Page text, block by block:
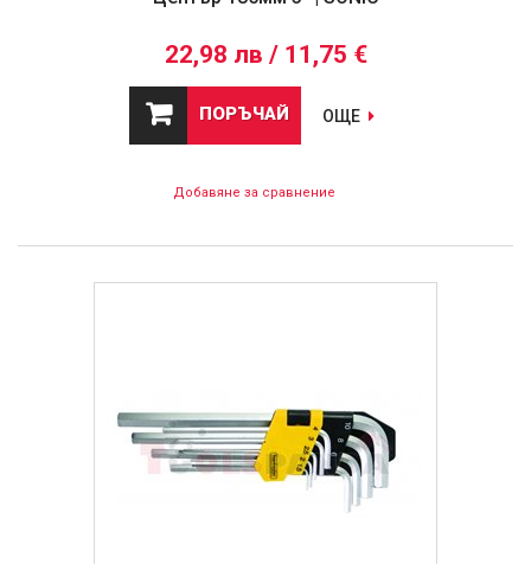
22,98 лв / 11,75 €
ПОРЪЧАЙ ОЩЕ
Добавяне за сравнение